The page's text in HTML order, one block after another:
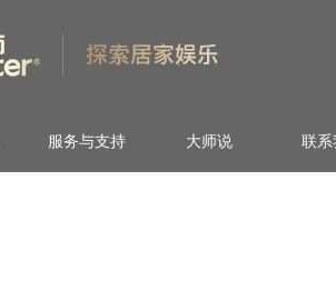
服务与支持 大师说 联系